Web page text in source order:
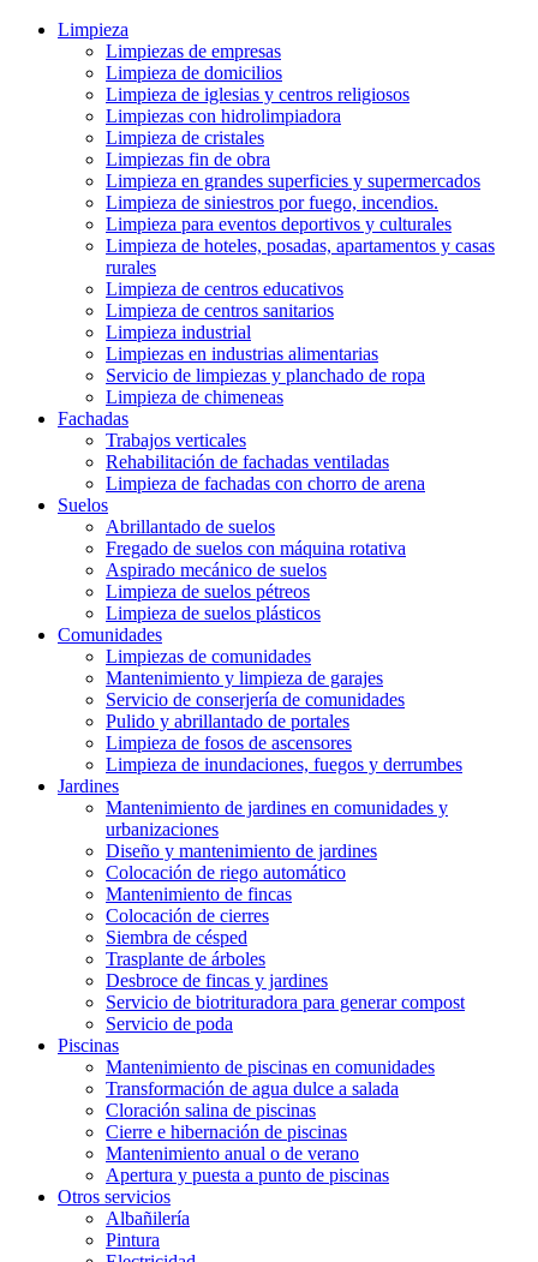
Limpieza
Limpiezas de empresas
Limpieza de domicilios
Limpieza de iglesias y centros religiosos
Limpiezas con hidrolimpiadora
Limpieza de cristales
Limpiezas fin de obra
Limpieza en grandes superficies y supermercados
Limpieza de siniestros por fuego, incendios.
Limpieza para eventos deportivos y culturales
Limpieza de hoteles, posadas, apartamentos y casas
rurales
Limpieza de centros educativos
Limpieza de centros sanitarios
Limpieza industrial
Limpiezas en industrias alimentarias
Servicio de limpiezas y planchado de ropa
Limpieza de chimeneas
Fachadas
Trabajos verticales
Rehabilitación de fachadas ventiladas
Limpieza de fachadas con chorro de arena
Suelos
Abrillantado de suelos
Fregado de suelos con máquina rotativa
Aspirado mecánico de suelos
Limpieza de suelos pétreos
Limpieza de suelos plásticos
Comunidades
Limpiezas de comunidades
Mantenimiento y limpieza de garajes
Servicio de conserjería de comunidades
Pulido y abrillantado de portales
Limpieza de fosos de ascensores
Limpieza de inundaciones, fuegos y derrumbes
Jardines
Mantenimiento de jardines en comunidades y
urbanizaciones
Diseño y mantenimiento de jardines
Colocación de riego automático
Mantenimiento de fincas
Colocación de cierres
Siembra de césped
Trasplante de árboles
Desbroce de fincas y jardines
Servicio de biotrituradora para generar compost
Servicio de poda
Piscinas
Mantenimiento de piscinas en comunidades
Transformación de agua dulce a salada
Cloración salina de piscinas
Cierre e hibernación de piscinas
Mantenimiento anual o de verano
Apertura y puesta a punto de piscinas
Otros servicios
Albañilería
Pintura